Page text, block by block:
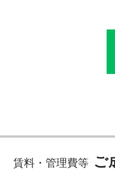
賃料・管理費等 ご